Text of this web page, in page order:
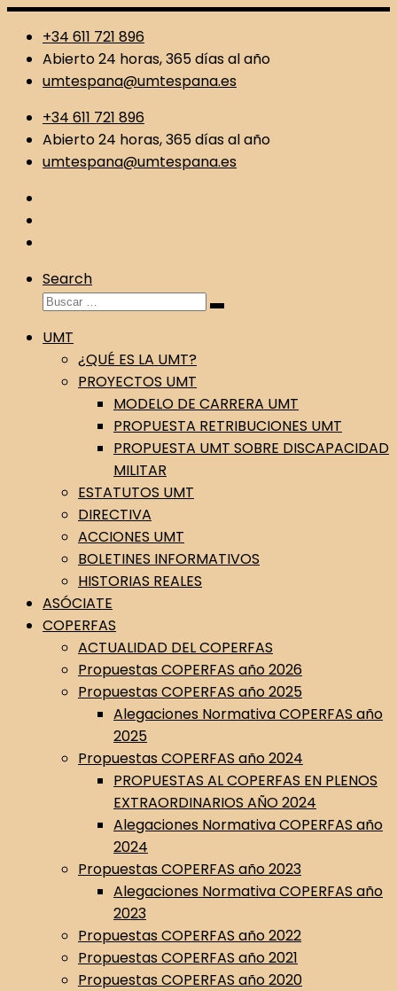
Skip
content
+34 611 721 896
Abierto 24 horas, 365 días al año
umtespana@umtespana.es
+34 611 721 896
Abierto 24 horas, 365 días al año
umtespana@umtespana.es
Search
Buscar
Buscar
UMT
¿QUÉ ES LA UMT?
PROYECTOS UMT
MODELO DE CARRERA UMT
PROPUESTA RETRIBUCIONES UMT
PROPUESTA UMT SOBRE DISCAPACIDAD
MILITAR
ESTATUTOS UMT
DIRECTIVA
ACCIONES UMT
BOLETINES INFORMATIVOS
HISTORIAS REALES
ASÓCIATE
COPERFAS
ACTUALIDAD DEL COPERFAS
Propuestas COPERFAS año 2026
Propuestas COPERFAS año 2025
Alegaciones Normativa COPERFAS año
2025
Propuestas COPERFAS año 2024
PROPUESTAS AL COPERFAS EN PLENOS
EXTRAORDINARIOS AÑO 2024
Alegaciones Normativa COPERFAS año
2024
Propuestas COPERFAS año 2023
Alegaciones Normativa COPERFAS año
2023
Propuestas COPERFAS año 2022
Propuestas COPERFAS año 2021
Propuestas COPERFAS año 2020